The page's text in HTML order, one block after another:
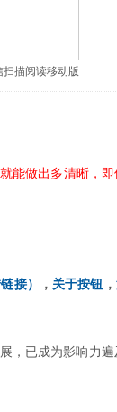
扫描阅读移动版
能做出多清晰，即
接） ， 关于按钮 ，
，已成为影响力遍